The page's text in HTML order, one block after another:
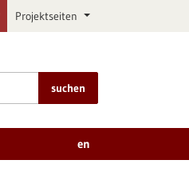
Projektseiten
suchen
en